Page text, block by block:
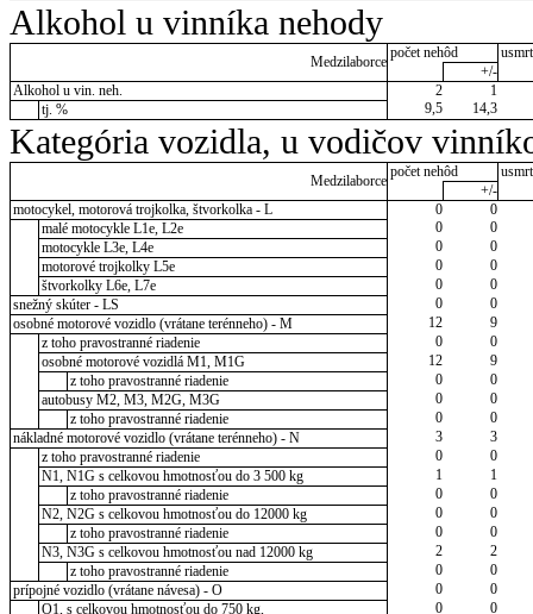
Alkohol u vinníka nehody
Medzilaborce
počet nehôd
+/-
Alkohol u vin. neh.
2
1
tj. %
9,5 14,3
Kategória vozidla, u vodičov
Medzilaborce
počet nehôd
+/-
motocykel, motorová trojkolka, štvorkolka - L
0
0
malé motocykle L1e, L2e
0
0
motocykle L3e, L4e
0
0
motorové trojkolky L5e
0
0
štvorkolky L6e, L7e
0
0
snežný skúter - LS
0
0
osobné motorové vozidlo (vrátane terénneho) - M
12
9
z toho pravostranné riadenie
0
0
osobné motorové vozidlá M1, M1G
12
9
z toho pravostranné riadenie
0
0
autobusy M2, M3, M2G, M3G
0
0
z toho pravostranné riadenie
0
0
nákladné motorové vozidlo (vrátane terénneho) - N
3
3
z toho pravostranné riadenie
0
0
N1, N1G s celkovou hmotnosťou do 3 500 kg
1
1
z toho pravostranné riadenie
0
0
N2, N2G s celkovou hmotnosťou do 12000 kg
0
0
z toho pravostranné riadenie
0
0
N3, N3G s celkovou hmotnosťou nad 12000 kg
2
2
z toho pravostranné riadenie
0
0
prípojné vozidlo (vrátane návesa) - O
0
0
O1, s celkovou hmotnosťou do 750 kg,
0
0